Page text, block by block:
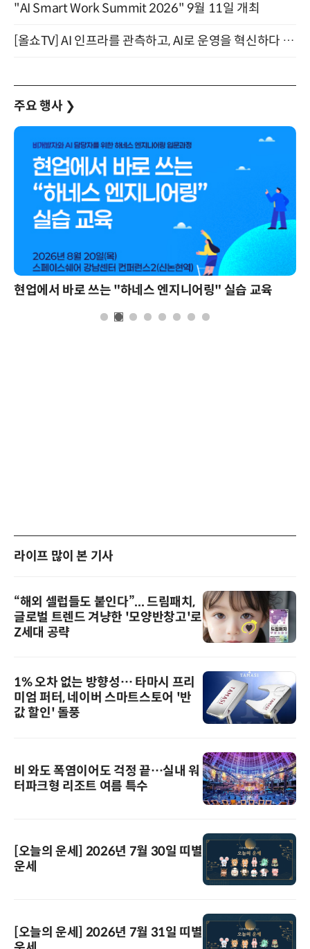
"AI Smart Work Summit 2026" 9월 11일 개최
[올쇼TV] AI 인프라를 관측하고, AI로 운영을 혁신하다 (8월 11일 생방송)
주요 행사 ❯
현업에서 바로 쓰는 "하네스 엔지니어링" 실습 교육
라이프 많이 본 기사
“해외 셀럽들도 붙인다”... 드림패치,
글로벌 트렌드 겨냥한 '모양반창고'로
Z세대 공략
1% 오차 없는 방향성… 타마시 프리
미엄 퍼터, 네이버 스마트스토어 '반
값 할인' 돌풍
비 와도 폭염이어도 걱정 끝…실내 워
터파크형 리조트 여름 특수
[오늘의 운세] 2026년 7월 30일 띠별
운세
[오늘의 운세] 2026년 7월 31일 띠별